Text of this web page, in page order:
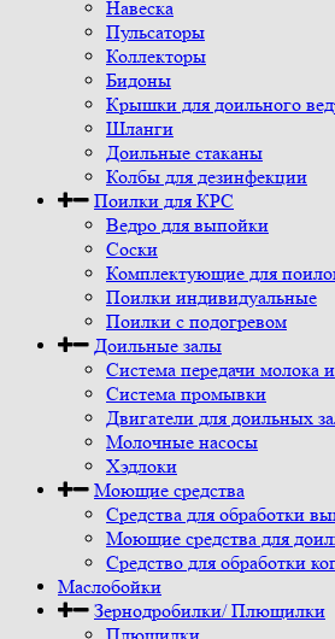
Навеска
Пульсаторы
Коллекторы
Бидоны
Крышки для доильного
Шланги
Доильные стаканы
Колбы для дезинфекции
Поилки для КРС
Ведро для выпойки
Соски
Комплектующие для
Поилки индивидуальные
Поилки с подогревом
Доильные залы
Система передачи молока
Система промывки
Двигатели для доильных
Молочные насосы
Хэдлоки
Моющие средства
Средства для обработки
Моющие средства для
Средство для обработки
Маслобойки
Зернодробилки/ Плющилки